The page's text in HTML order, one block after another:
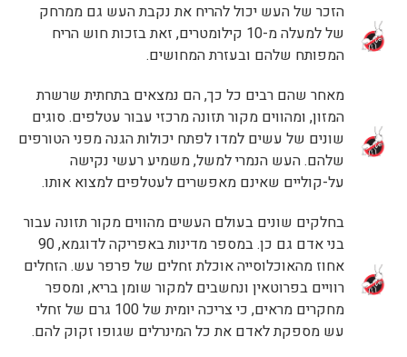
הזכר של העש יכול להריח את נקבת העש גם ממרחק
של למעלה מ-10 קילומטרים, זאת בזכות חוש הריח
המפותח שלהם ובעזרת המחושים.
מאחר שהם רבים כל כך, הם נמצאים בתחתית שרשרת
המזון, ומהווים מקור תזונה מרכזי עבור עטלפים. סוגים
שונים של עשים למדו לפתח יכולות הגנה מפני הטורפים
שלהם. העש הנמרי למשל, משמיע רעשי נקישה
על-קוליים שאינם מאפשרים לעטלפים למצוא אותו.
בחלקים שונים בעולם העשים מהווים מקור תזונה עבור
בני אדם גם כן. במספר מדינות באפריקה לדוגמא, 90
אחוז מהאוכלוסייה אוכלת זחלים של פרפר עש. הזחלים
רוויים בפרוטאין ונחשבים למקור שומן בריא, ומספר
מחקרים מראים, כי צריכה יומית של 100 גרם של זחלי
עש מספקת לאדם את כל המינרלים שגופו זקוק להם.